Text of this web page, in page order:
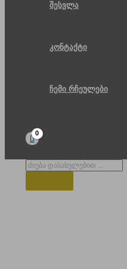
შესვლა
კონტაქტი
ჩემი რჩეულები
Products